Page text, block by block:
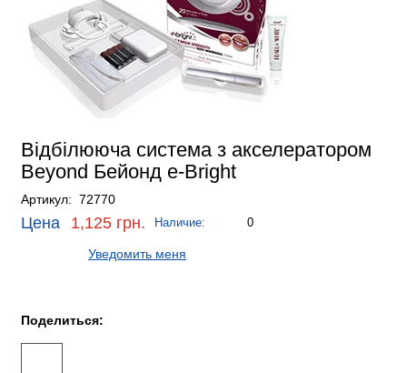
Відбілююча система з акселератором
Beyond Бейонд e-Bright
Артикул: 72770
Цена 1,125 грн. Наличие: 0
Уведомить меня
Поделиться: